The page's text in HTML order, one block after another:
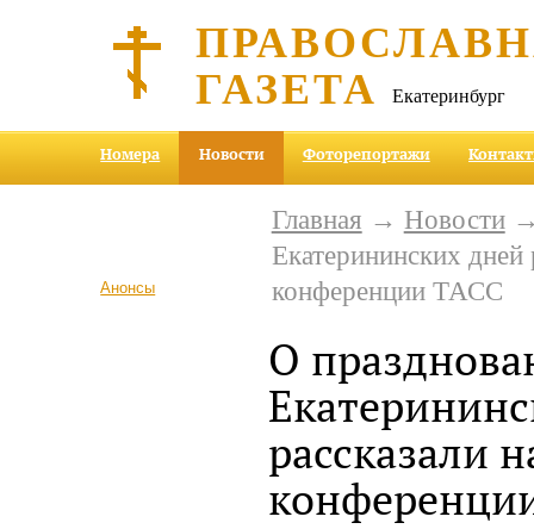
ГАЗЕТА Екатеринбург
Номера Новости Фоторепортажи
Анонсы
Главная → Новости→
Екатерининских дней
конференции ТАСС
О
рассказали